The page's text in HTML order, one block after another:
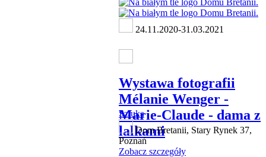
24.11.2020-31.03.2021
Wystawa fotografii
Mélanie Wenger -
Marie-Claude - dama z
lalkami
Sztuka
Dom Bretanii, Stary Rynek 37,
Poznań
Zobacz szczegóły